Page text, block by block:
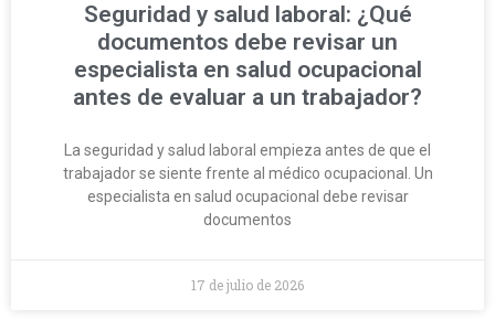
Seguridad y salud laboral: ¿Qué
documentos debe revisar un
especialista en salud ocupacional
antes de evaluar a un trabajador?
La seguridad y salud laboral empieza antes de que el
trabajador se siente frente al médico ocupacional. Un
especialista en salud ocupacional debe revisar
documentos
17 de julio de 2026